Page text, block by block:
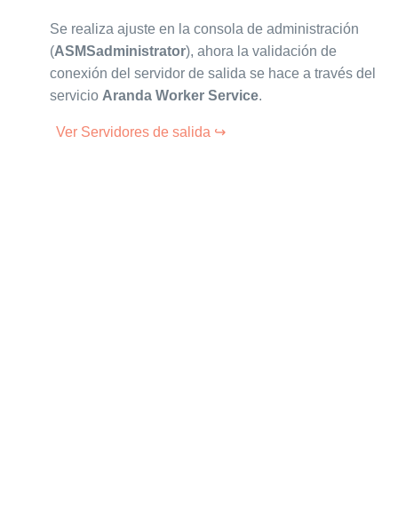
Se realiza ajuste en la consola de administración
(ASMSadministrator), ahora la validación de
conexión del servidor de salida se hace a través del
servicio Aranda Worker Service.
Ver Servidores de salida ↪